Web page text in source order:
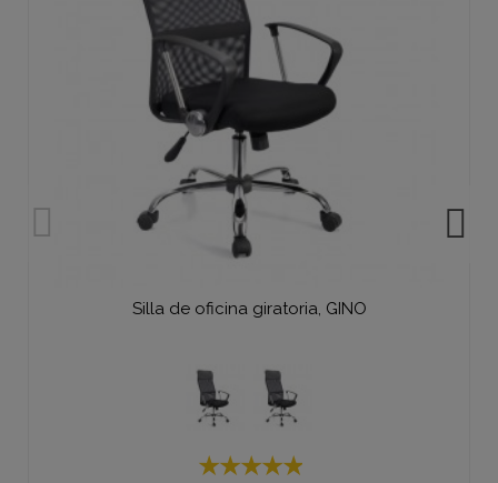
Silla de oficina giratoria, GINO